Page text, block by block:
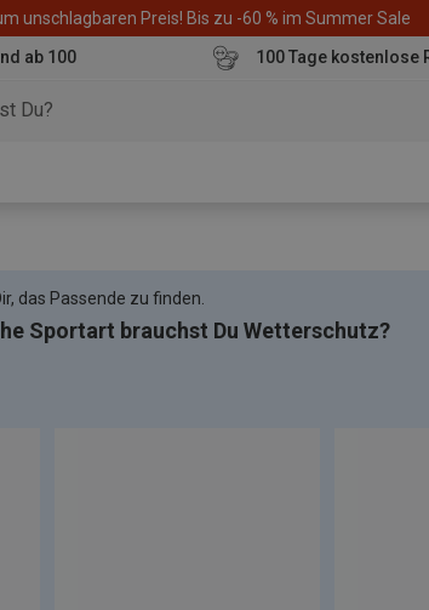
unschlagbaren Preis! Bis zu -60 % im Summer Sale
ab 100
100 Tage kostenlose
das Passende zu finden.
Sportart brauchst Du Wetterschutz?